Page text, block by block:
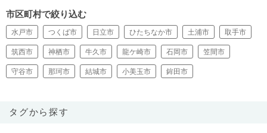
市区町村で絞り込む
水戸市 つくば市 日立市 ひたちなか市 土浦市 取手市
筑西市 神栖市 牛久市 龍ケ崎市 石岡市 笠間市
守谷市 那珂市 結城市 小美玉市 鉾田市
タグから探す